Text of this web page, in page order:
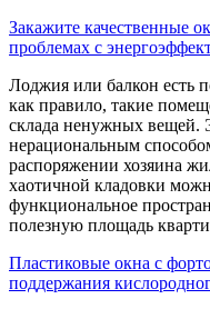
Закажите качественные
проблемах с
Лоджия или балкон есть
как правило, такие
склада ненужных вещей.
нерациональным
распоряжении хозяина
хаотичной кладовки
функциональное
полезную площадь
Пластиковые окна с
поддержания